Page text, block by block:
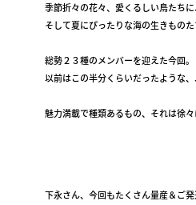
季節折々の花々、愛くるしい鳥たちに
そして夏にぴったりな海の生きものた
総勢２３種のメンバーを迎えた今回。
以前はこの半分くらいだったような、
魅力満載で種類あるもの、それは徐々
下永さん、今回もたくさん量産＆ご